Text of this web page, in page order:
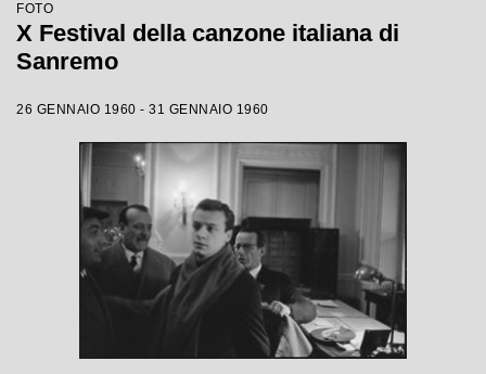
FOTO
X Festival della canzone italiana di
Sanremo
26 GENNAIO 1960 - 31 GENNAIO 1960